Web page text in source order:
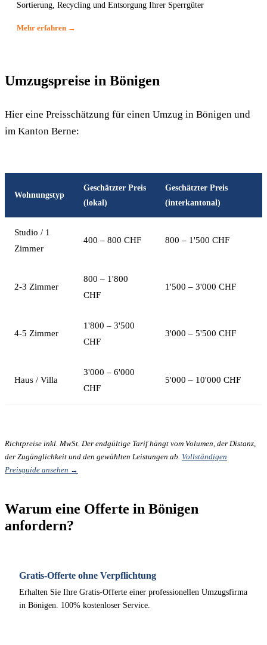
Sortierung, Recycling und Entsorgung Ihrer Sperrgüter
Mehr erfahren →
Umzugspreise in Bönigen
Hier eine Preisschätzung für einen Umzug in Bönigen und
im Kanton Berne:
Wohnungstyp
Geschätzter Preis
(lokal)
Geschätzter Preis
(interkantonal)
Studio / 1
Zimmer
400 – 800 CHF 800 – 1'500 CHF
2-3 Zimmer
800 – 1'800
CHF
1'500 – 3'000 CHF
4-5 Zimmer
1'800 – 3'500
CHF
3'000 – 5'500 CHF
Haus / Villa
3'000 – 6'000
CHF
5'000 – 10'000 CHF
Richtpreise inkl. MwSt. Der endgültige Tarif hängt vom Volumen, der Distanz,
der Zugänglichkeit und den gewählten Leistungen ab. Vollständigen
Preisguide ansehen →
Warum eine Offerte in Bönigen
anfordern?
Gratis-Offerte ohne Verpflichtung
Erhalten Sie Ihre Gratis-Offerte einer professionellen Umzugsfirma
in Bönigen. 100% kostenloser Service.